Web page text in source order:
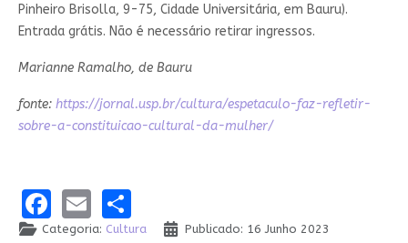
Pinheiro Brisolla, 9-75, Cidade Universitária, em Bauru).
Entrada grátis. Não é necessário retirar ingressos.
Marianne Ramalho, de Bauru
fonte: https://jornal.usp.br/cultura/espetaculo-faz-refletir-
sobre-a-constituicao-cultural-da-mulher/
Facebook
EmailShare
Categoria: Cultura
Publicado: 16 Junho 2023